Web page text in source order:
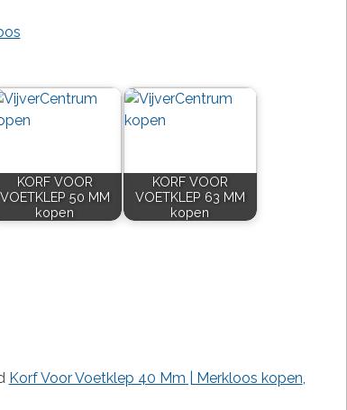
KORF VOOR
VOETKLEP 50 MM
kopen
KORF VOOR
VOETKLEP 63 MM
kopen
Korf Voor Voetklep 40 Mm | Merkloos kopen,